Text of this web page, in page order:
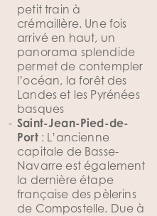
petit train à
crémaillère. Une fois
arrivé en haut, un
panorama splendide
permet de contempler
l’océan, la forêt des
Landes et les Pyrénées
basques
Saint-Jean-Pied-de-
Port: L’ancienne
capitale de Basse-
Navarre est également
la dernière étape
française des pèlerins
de Compostelle. Due à